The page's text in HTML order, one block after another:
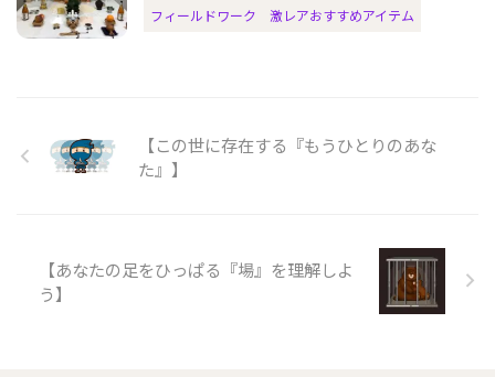
フィールドワーク 激レアおすすめアイテム
【この世に存在する『もうひとりのあな
た』】
【あなたの足をひっぱる『場』を理解しよ
う】